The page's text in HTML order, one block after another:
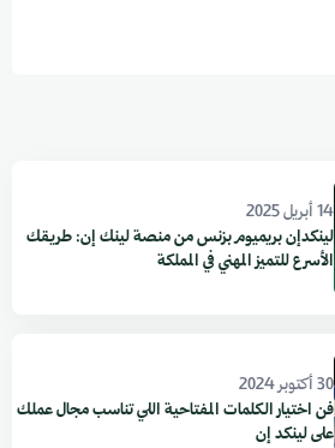
14 أبريل 2025
لينكدإن بريميوم بزنس من منصة لينك إن: طريقك
الأسرع للتميز المهني في المملكة
30 أكتوبر 2024
فن اختيار الكلمات المفتاحية اللي تناسب مجال عملك
على لينكد إن